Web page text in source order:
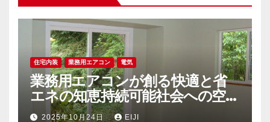
住宅内装 業務用エアコン 電気
業務用エアコンが創る快適と省
エネの知恵持続可能社会への空調
戦略
2025年10月24日 EIJI